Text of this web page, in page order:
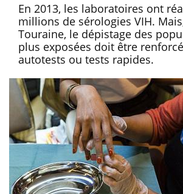
En 2013, les laboratoires ont
millions de sérologies VIH.
Touraine, le dépistage des
plus exposées doit être
autotests ou tests rapides.